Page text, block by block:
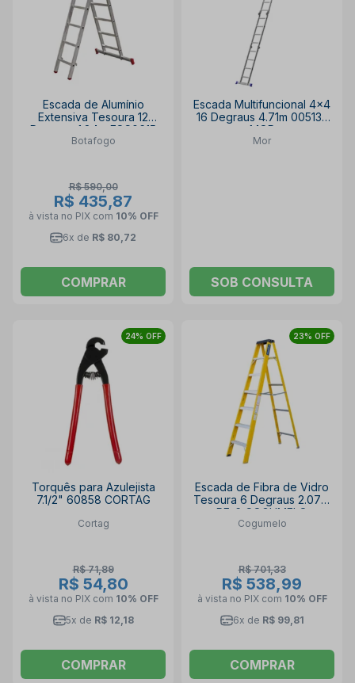
Escada de Alumínio
Extensiva Tesoura 12
Degraus 1.84m ESC0615
BOTAFOGO
Botafogo
R$ 590,00
R$ 435,87
à vista no PIX com 10% OFF
6x de R$ 80,72
COMPRAR
Escada Multifuncional 4x4
16 Degraus 4.71m 005132
MOR
Mor
SOB CONSULTA
24% OFF
Torquês para Azulejista
7.1/2" 60858 CORTAG
Cortag
R$ 71,89
R$ 54,80
à vista no PIX com 10% OFF
5x de R$ 12,18
COMPRAR
23% OFF
Escada de Fibra de Vidro
Tesoura 6 Degraus 2.07M
RF-6 COGUMELO
Cogumelo
R$ 701,33
R$ 538,99
à vista no PIX com 10% OFF
6x de R$ 99,81
COMPRAR